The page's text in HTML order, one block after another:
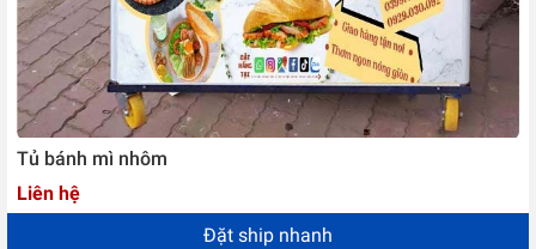
Tủ bánh mì nhôm
Liên hệ
Đặt ship nhanh